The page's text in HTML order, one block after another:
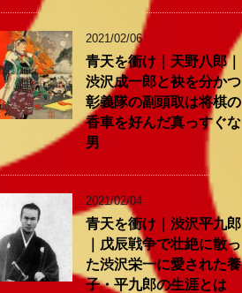
2021/02/06
青天を衝け｜天野八郎｜
渋沢成一郎と袂を分かつ
彰義隊の副頭取は将棋の
香車を好んだ真っすぐな
男
2021/02/04
青天を衝け｜渋沢平九郎
｜戊辰戦争で壮絶に散っ
た渋沢栄一に愛された養
子・平九郎の生涯とは